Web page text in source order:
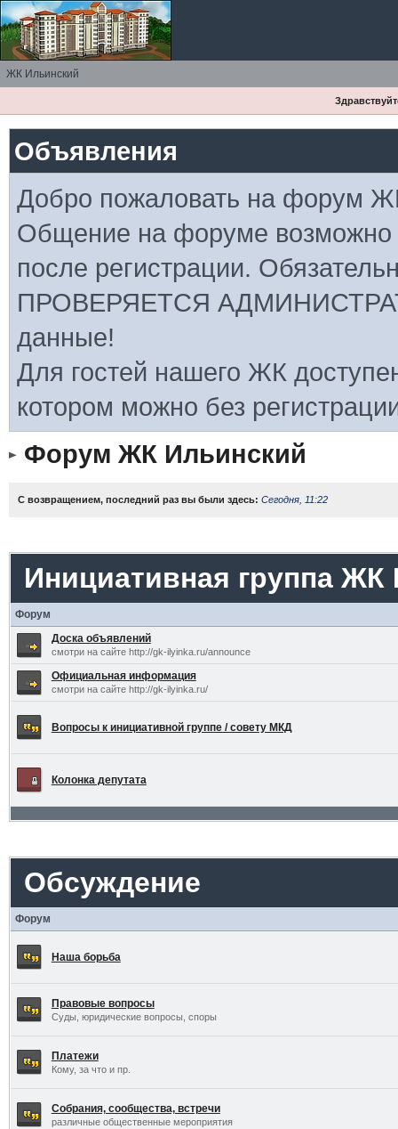
ЖК Ильинский
Объявления
Добро пожаловать на форум
Общение на форуме
после регистрации.
ПРОВЕРЯЕТСЯ
данные!
Для гостей нашего ЖК
котором можно без
Форум ЖК Ильинский
С возвращением, последний раз вы были здесь: Сегодня, 11:22
Инициативная группа ЖК
Форум
Доска объявлений
смотри на сайте http://gk-ilyinka.ru/announce
Официальная информация
смотри на сайте http://gk-ilyinka.ru/
Вопросы к инициативной группе / совету МКД
Колонка депутата
Обсуждение
Форум
Наша борьба
Правовые вопросы
Суды, юридические вопросы, споры
Платежи
Кому, за что и пр.
Собрания, сообщества, встречи
различные общественные мероприятия